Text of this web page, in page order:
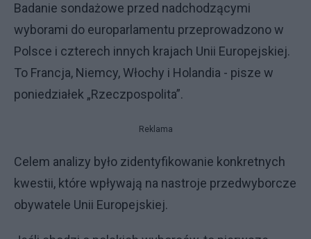
Badanie sondażowe przed nadchodzącymi
wyborami do europarlamentu przeprowadzono w
Polsce i czterech innych krajach Unii Europejskiej.
To Francja, Niemcy, Włochy i Holandia - pisze w
poniedziałek „Rzeczpospolita”.
Reklama
Celem analizy było zidentyfikowanie konkretnych
kwestii, które wpływają na nastroje przedwyborcze
obywatele Unii Europejskiej.